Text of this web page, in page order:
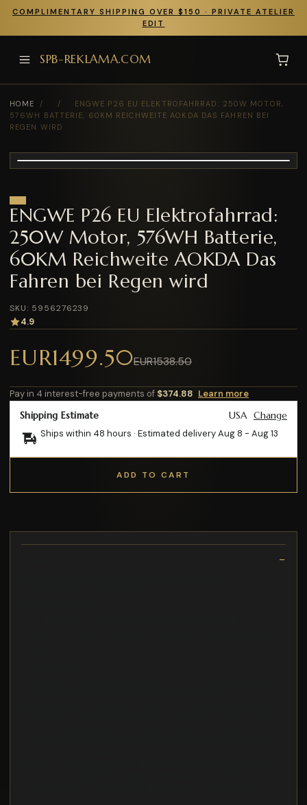
COMPLIMENTARY SHIPPING OVER $150 · PRIVATE ATELIER
EDIT
SPB-REKLAMA.COM
HOME / /
ENGWE P26 EU ELEKTROFAHRRAD: 250W MOTOR,
576WH BATTERIE, 60KM REICHWEITE AOKDA DAS FAHREN BEI
REGEN WIRD
ENGWE P26 EU Elektrofahrrad:
250W Motor, 576WH Batterie,
60KM Reichweite AOKDA Das
Fahren bei Regen wird
SKU: 5956276239
4.9
EUR1499.50EUR1538.50
Pay in 4 interest-free payments of $374.88 Learn more
Shipping Estimate USA Change
Ships within 48 hours · Estimated deliveryAug 8 - Aug 13
ADD TO CART